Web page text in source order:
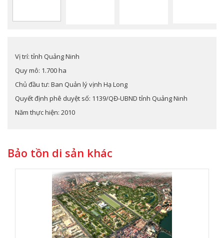
Vị trí: tỉnh Quảng Ninh
Quy mô: 1.700 ha
Chủ đầu tư: Ban Quản lý vịnh Hạ Long
Quyết định phê duyệt số: 1139/QĐ-UBND tỉnh Quảng Ninh
Năm thực hiện: 2010
Bảo tồn di sản khác